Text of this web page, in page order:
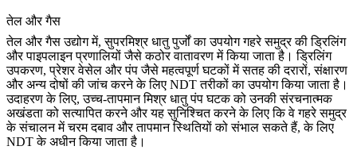
तेल और गैस
तेल और गैस उद्योगमें, सुपरमिश्र धातु पुर्जों का उपयोग गहरे समुद्र की ड्रिलिंग
और पाइपलाइन प्रणालियों जैसे कठोर वातावरण में किया जाता है। ड्रिलिंग
उपकरण, प्रेशर वेसेल और पंप जैसे महत्वपूर्ण घटकों में सतह की दरारों, संक्षारण
और अन्य दोषों की जांच करने के लिए NDT तरीकों का उपयोग किया जाता है।
उदाहरण के लिए,उच्च-तापमान मिश्र धातु पंप घटकको उनकी संरचनात्मक
अखंडता को सत्यापित करने और यह सुनिश्चित करने के लिए कि वे गहरे समुद्र
के संचालन में चरम दबाव और तापमान स्थितियों को संभाल सकते हैं, के लिए
NDT के अधीन किया जाता है।